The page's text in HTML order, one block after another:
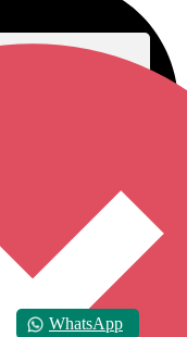
WhatsApp